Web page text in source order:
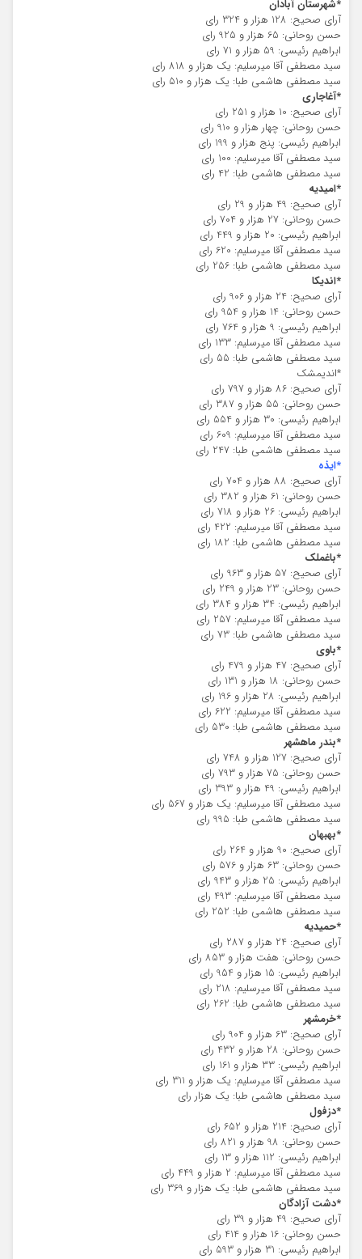
*شهرستان آبادان
آرای صحیح: 128 هزار و 324 رای
حسن روحانی: 65 هزار و 925 رای
ابراهیم رئیسی: 59 هزار و 71 رای
سید مصطفی آقا میرسلیم: یک هزار و 818 رای
سید مصطفی هاشمی طبا: یک هزار و 510 رای
*آغاجاری
آرای صحیح: 10 هزار و 251 رای
حسن روحانی: چهار هزار و 910 رای
ابراهیم رئیسی: پنج هزار و 199 رای
سید مصطفی آقا میرسلیم: 100 رای
سید مصطفی هاشمی طبا: 42 رای
*امیدیه
آرای صحیح: 49 هزار و 29 رای
حسن روحانی: 27 هزار و 704 رای
ابراهیم رئیسی: 20 هزار و 449 رای
سید مصطفی آقا میرسلیم: 620 رای
سید مصطفی هاشمی طبا: 256 رای
*اندیکا
آرای صحیح: 24 هزار و 906 رای
حسن روحانی: 14 هزار و 954 رای
ابراهیم رئیسی: 9 هزار و 764 رای
سید مصطفی آقا میرسلیم: 133 رای
سید مصطفی هاشمی طبا: 55 رای
*اندیمشک
آرای صحیح: 86 هزار و 797 رای
حسن روحانی: 55 هزار و 387 رای
ابراهیم رئیسی: 30 هزار و 554 رای
سید مصطفی آقا میرسلیم: 609 رای
سید مصطفی هاشمی طبا: 247 رای
*ایذه
آرای صحیح: 88 هزار و 704 رای
حسن روحانی: 61 هزار و 382 رای
ابراهیم رئیسی: 26 هزار و 718 رای
سید مصطفی آقا میرسلیم: 422 رای
سید مصطفی هاشمی طبا: 182 رای
*باغملک
آرای صحیح: 57 هزار و 963 رای
حسن روحانی: 23 هزار و 249 رای
ابراهیم رئیسی: 34 هزار و 384 رای
سید مصطفی آقا میرسلیم: 257 رای
سید مصطفی هاشمی طبا: 73 رای
*باوی
آرای صحیح: 47 هزار و 479 رای
حسن روحانی: 18 هزار و 131 رای
ابراهیم رئیسی: 28 هزار و 196 رای
سید مصطفی آقا میرسلیم: 622 رای
سید مصطفی هاشمی طبا: 530 رای
*بندر ماهشهر
آرای صحیح: 127 هزار و 748 رای
حسن روحانی: 75 هزار و 793 رای
ابراهیم رئیسی: 49 هزار و 393 رای
سید مصطفی آقا میرسلیم: یک هزار و 567 رای
سید مصطفی هاشمی طبا: 995 رای
*بهبهان
آرای صحیح: 90 هزار و 264 رای
حسن روحانی: 63 هزار و 576 رای
ابراهیم رئیسی: 25 هزار و 943 رای
سید مصطفی آقا میرسلیم: 493 رای
سید مصطفی هاشمی طبا: 252 رای
*حمیدیه
آرای صحیح: 24 هزار و 287 رای
حسن روحانی: هفت هزار و 853 رای
ابراهیم رئیسی: 15 هزار و 954 رای
سید مصطفی آقا میرسلیم: 218 رای
سید مصطفی هاشمی طبا: 262 رای
*خرمشهر
آرای صحیح: 63 هزار و 904 رای
حسن روحانی: 28 هزار و 432 رای
ابراهیم رئیسی: 33 هزار و 161 رای
سید مصطفی آقا میرسلیم: یک هزار و 311 رای
سید مصطفی هاشمی طبا: یک هزار رای
*دزفول
آرای صحیح: 214 هزار و 652 رای
حسن روحانی: 98 هزار و 821 رای
ابراهیم رئیسی: 112 هزار و 13 رای
سید مصطفی آقا میرسلیم: 2 هزار و 449 رای
سید مصطفی هاشمی طبا: یک هزار و 369 رای
*دشت آزادگان
آرای صحیح: 49 هزار و 39 رای
حسن روحانی: 16 هزار و 414 رای
ابراهیم رئیسی: 31 هزار و 593 رای